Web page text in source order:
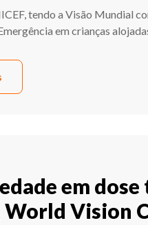
tendo a Visão Mundial
em crianças
em dose
World Vision